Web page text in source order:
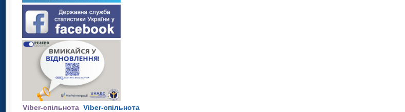
Viber-спільнота Viber-спільнота